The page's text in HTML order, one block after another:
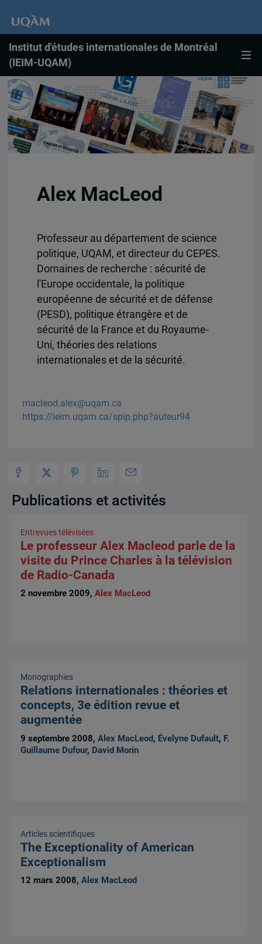
Institut d'études internationales de Montréal
(IEIM-UQAM)
Alex MacLeod
Professeur au département de science
politique, UQAM, et directeur du CEPES.
Domaines de recherche : sécurité de
l'Europe occidentale, la politique
européenne de sécurité et de défense
(PESD), politique étrangère et de
sécurité de la France et du Royaume-
Uni, théories des relations
internationales et de la sécurité.
macleod.alex@uqam.ca
https://ieim.uqam.ca/spip.php?auteur94
Publications et activités
Entrevues télévisées
Le professeur Alex Macleod parle de la
visite du Prince Charles à la télévision
de Radio-Canada
2 novembre 2009,Alex MacLeod
Monographies
Relations internationales : théories et
concepts, 3e édition revue et
augmentée
9 septembre 2008,Alex MacLeod, Évelyne Dufault, F.
Guillaume Dufour, David Morin
Articles scientifiques
The Exceptionality of American
Exceptionalism
12 mars 2008,Alex MacLeod